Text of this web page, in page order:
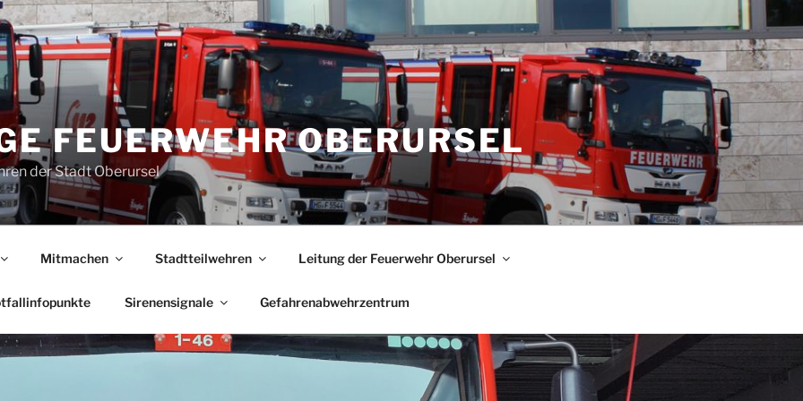
FEUERWEHR OBERURSEL
der Stadt Oberursel
Mitmachen Stadtteilwehren Leitung der Feuerwehr Oberursel
Sirenensignale Gefahrenabwehrzentrum